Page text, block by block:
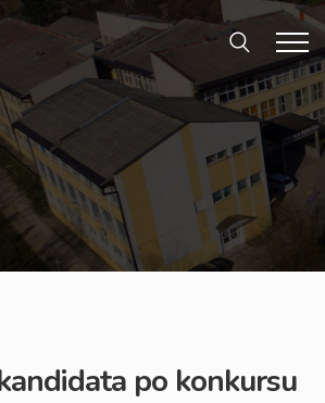
po konkursu